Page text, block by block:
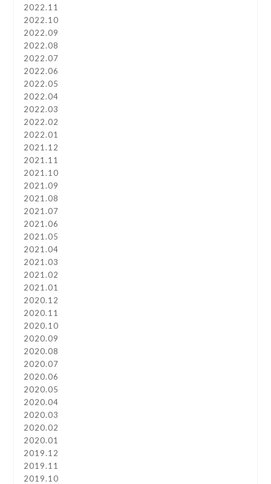
2022.11
2022.10
2022.09
2022.08
2022.07
2022.06
2022.05
2022.04
2022.03
2022.02
2022.01
2021.12
2021.11
2021.10
2021.09
2021.08
2021.07
2021.06
2021.05
2021.04
2021.03
2021.02
2021.01
2020.12
2020.11
2020.10
2020.09
2020.08
2020.07
2020.06
2020.05
2020.04
2020.03
2020.02
2020.01
2019.12
2019.11
2019.10